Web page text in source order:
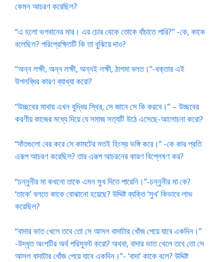
কেমন আচরণ করেছিল?
“এ হলো ভগবানের মার। এর চোর থেকে তোকে বাঁচাতে পারি?” -কে, কাকে
বলেছিল? পরিপ্রেক্ষিতটি কি তা বুঝিয়ে দাও?
“অন্ন লক্ষী, অন্ন লক্ষী, অন্ন‌ই লক্ষী, ঠাগমা বলত।”-বক্তার এই
উপলব্ধির কারণ ব্যাখ্যা করো?
“উচ্ছবের মাথায় এখন বুদ্ধির স্থির, সে জানে সে কি করবে।” – উচ্ছবের
করণীয় কাজের মধ্যে দিয়ে যে সমাজ সত্যটি উঠে এসেছে-আলোচনা করো?
“দাঁতগুলো বের করে সে কামটের মতই হিংস্র ভঙ্গি করে।” -কে কার প্রতি
এরূপ আচরণ করেছিল? তার এরূপ আচরনের কারণ বিশ্লেষণ কর?
“চন্নুনীর মা কখনো তাকে এমন সুখ দিতে পারেনি।”-চন্নুনীর মা কে?
‘তাকে’ বলতে কাকে বোঝানো হয়েছে? উদ্দিষ্ট ব্যক্তি ‘সুখ’ কিভাবে লাভ
করেছিল?
“বাদার ভাত খেলে তবে তো সে আসল বাদাটার খোঁজ পেয়ে যাবে একদিন।”
-উদ্ধৃত অংশটির অর্থ পরিস্ফূট করো? অথবা, বাদার ভাত খেলে তবে তো সে
আসল বাদাটার খোঁজ পেয়ে যাবে একদিন।”- ‘বাদা’ কাকে বলে? উদ্দিষ্ট